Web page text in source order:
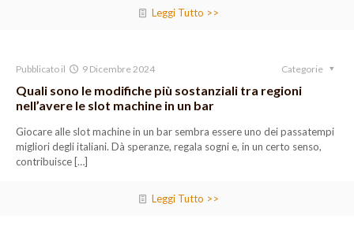
Leggi Tutto >>
Pubblicato il 9 Dicembre 2024 Categorie
Quali sono le modifiche più sostanziali tra regioni
nell’avere le slot machine in un bar
Giocare alle slot machine in un bar sembra essere uno dei passatempi
migliori degli italiani. Dà speranze, regala sogni e, in un certo senso,
contribuisce […]
Leggi Tutto >>